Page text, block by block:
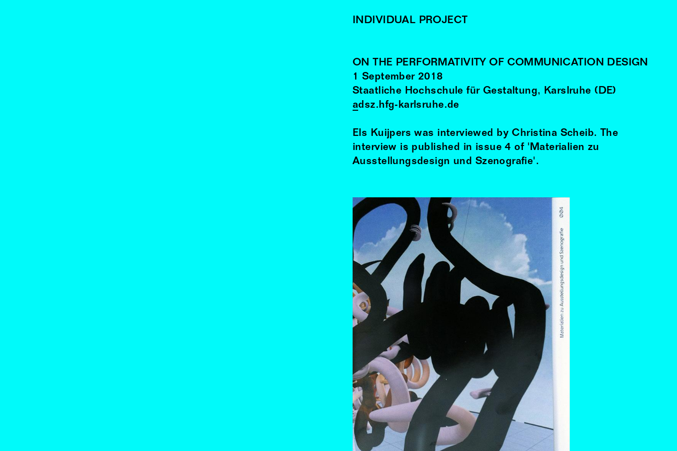
INDIVIDUAL PROJECT
ON THE PERFORMATIVITY OF COMMUNICATION DESIGN
1 September 2018
Staatliche Hochschule für Gestaltung, Karslruhe (DE)
adsz.hfg-karlsruhe.de
Els Kuijpers was interviewed by Christina Scheib. The
interview is published in issue 4 of 'Materialien zu
Ausstellungsdesign und Szenografie'.